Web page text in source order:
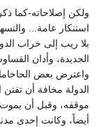
ولكن إصلاحاته-كما
استنكار عامة...
الجديدة، وأدان
واعترض بعض
الدولة مخافة أن
موقفه، وقبل أن
أيضاً، وكانت إحدى